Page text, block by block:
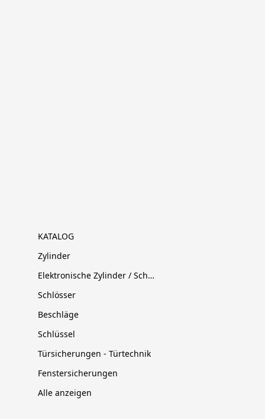
KATALOG
Zylinder
Elektronische Zylinder / Schließsysteme
Schlösser
Beschläge
Schlüssel
Türsicherungen - Türtechnik
Fenstersicherungen
Alle anzeigen